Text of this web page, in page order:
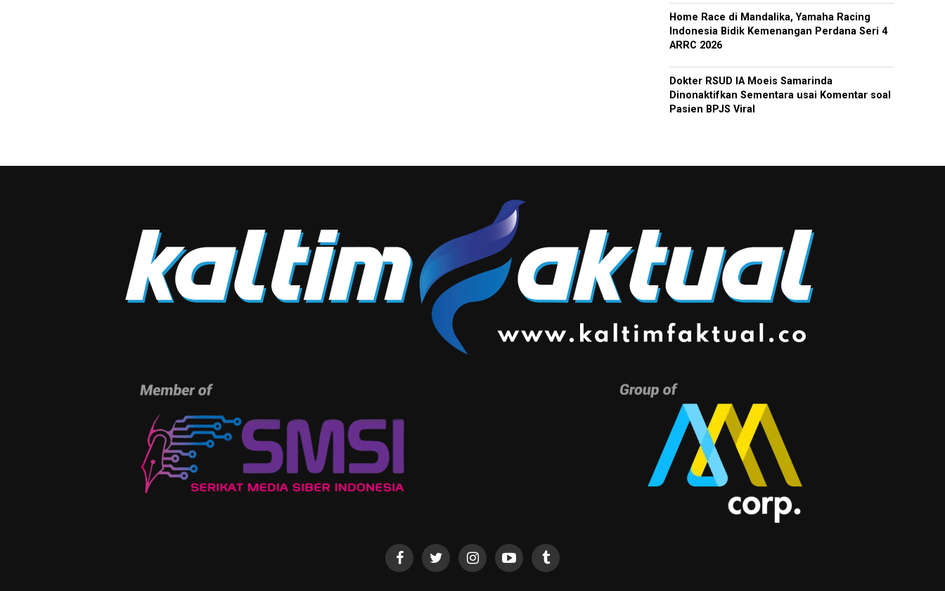
Home Race di Mandalika, Yamaha Racing
Indonesia Bidik Kemenangan Perdana Seri 4
ARRC 2026
Dokter RSUD IA Moeis Samarinda
Dinonaktifkan Sementara usai Komentar soal
Pasien BPJS Viral